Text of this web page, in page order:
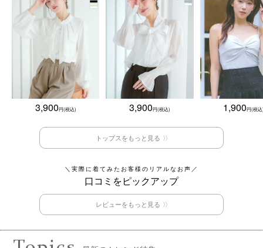
3,900 3,900 1,900
トップスをもっと見る
＼実際に着てみたお客様のリアルなお声／
口コミをピックアップ
レビューをもっと見る